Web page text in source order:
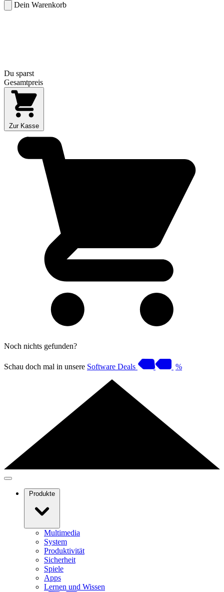
Dein Warenkorb
Du sparst
Gesamtpreis
Zur Kasse
Noch nichts gefunden?
Schau doch mal in unsere Software Deals %
Produkte
Multimedia
System
Produktivität
Sicherheit
Spiele
Apps
Lernen und Wissen